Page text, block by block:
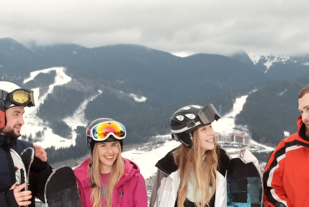
Bli en del av vårt
härliga team!
Med över 20 års erfarenhet inom den alpina
världen erbjuder vi ett marknadsledande
bokningssystem för skidanläggningar &
resorts. Idag har vi ett 20-tal kunder och